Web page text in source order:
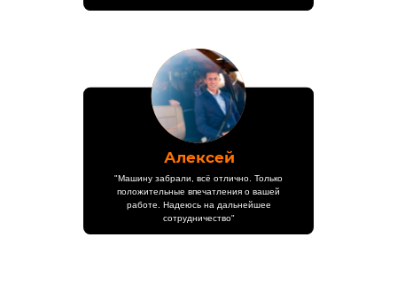
Алексей
"Машину забрали, всё отлично. Только
положительные впечатления о вашей
работе. Надеюсь на дальнейшее
сотрудничество"